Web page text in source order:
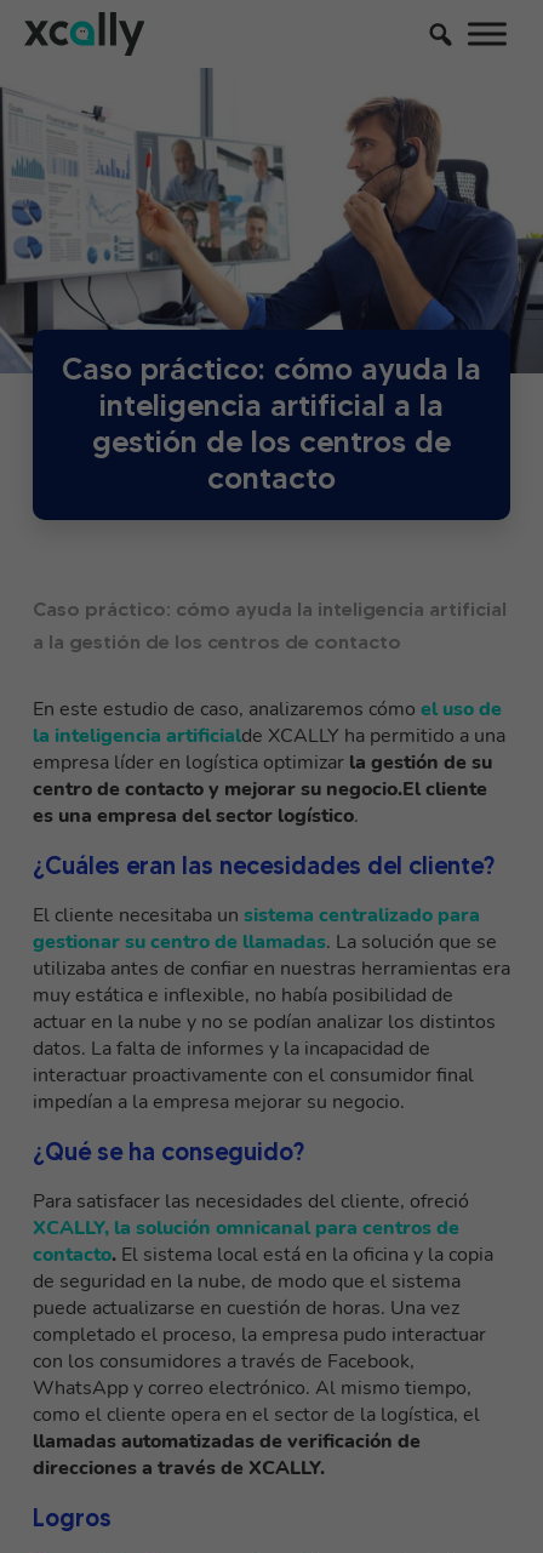
Caso práctico: cómo ayuda la
inteligencia artificial a la
gestión de los centros de
contacto
Caso práctico: cómo ayuda la inteligencia artificial
a la gestión de los centros de contacto
En este estudio de caso, analizaremos cómo el uso de
la inteligencia artificialde XCALLY ha permitido a una
empresa líder en logística optimizar la gestión de su
centro de contacto y mejorar su negocio.El cliente
es una empresa del sector logístico.
¿Cuáles eran las necesidades del cliente?
El cliente necesitaba un sistema centralizado para
gestionar su centro de llamadas. La solución que se
utilizaba antes de confiar en nuestras herramientas era
muy estática e inflexible, no había posibilidad de
actuar en la nube y no se podían analizar los distintos
datos. La falta de informes y la incapacidad de
interactuar proactivamente con el consumidor final
impedían a la empresa mejorar su negocio.
¿Qué se ha conseguido?
Para satisfacer las necesidades del cliente, ofreció
XCALLY, la solución omnicanal para centros de
contacto. El sistema local está en la oficina y la copia
de seguridad en la nube, de modo que el sistema
puede actualizarse en cuestión de horas. Una vez
completado el proceso, la empresa pudo interactuar
con los consumidores a través de Facebook,
WhatsApp y correo electrónico. Al mismo tiempo,
como el cliente opera en el sector de la logística, el
llamadas automatizadas de verificación de
direcciones a través de XCALLY.
Logros